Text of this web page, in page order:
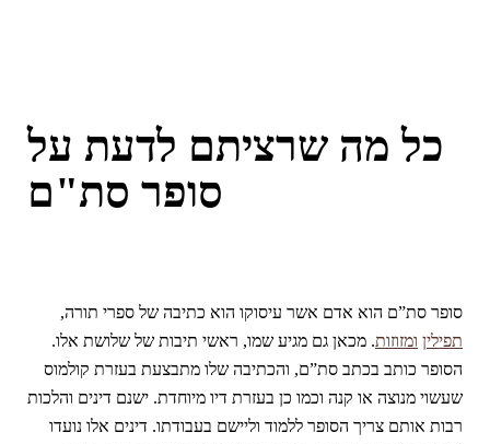
כל מה שרציתם לדעת על
סופר סת"ם
סופר סת”ם הוא אדם אשר עיסוקו הוא כתיבה של ספרי תורה,
תפילין ומזוזות. מכאן גם מגיע שמו, ראשי תיבות של שלושת אלו.
הסופר כותב בכתב סת”ם, והכתיבה שלו מתבצעת בעזרת קולמוס
שעשוי מנוצה או קנה וכמו כן בעזרת דיו מיוחדת. ישנם דינים והלכות
רבות אותם צריך הסופר ללמוד וליישם בעבודתו. דינים אלו נועדו